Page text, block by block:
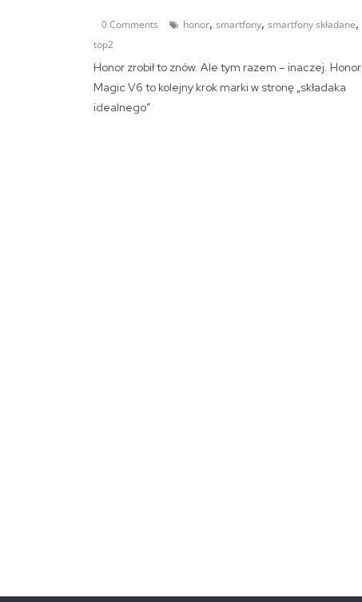
0 Comments honor, smartfony, smartfony składane,
top2
Honor zrobił to znów. Ale tym razem – inaczej. Honor
Magic V6 to kolejny krok marki w stronę „składaka
idealnego”